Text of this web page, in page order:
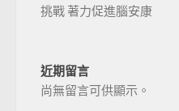
挑戰 著力促進腦安康
近期留言
尚無留言可供顯示。